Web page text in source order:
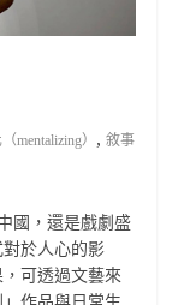
mentalizing） ,敘事
國，還是戲劇盛
於人心的影
可透過文藝來